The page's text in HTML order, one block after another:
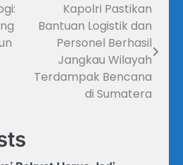
Kapolri Pastikan
Bantuan Logistik dan
Personel Berhasil
Jangkau Wilayah
Terdampak Bencana
di Sumatera